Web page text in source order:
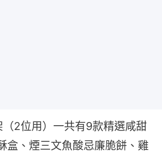
2位用）一共有9款精選咸甜
盒、煙三文魚酸忌廉脆餅、雞